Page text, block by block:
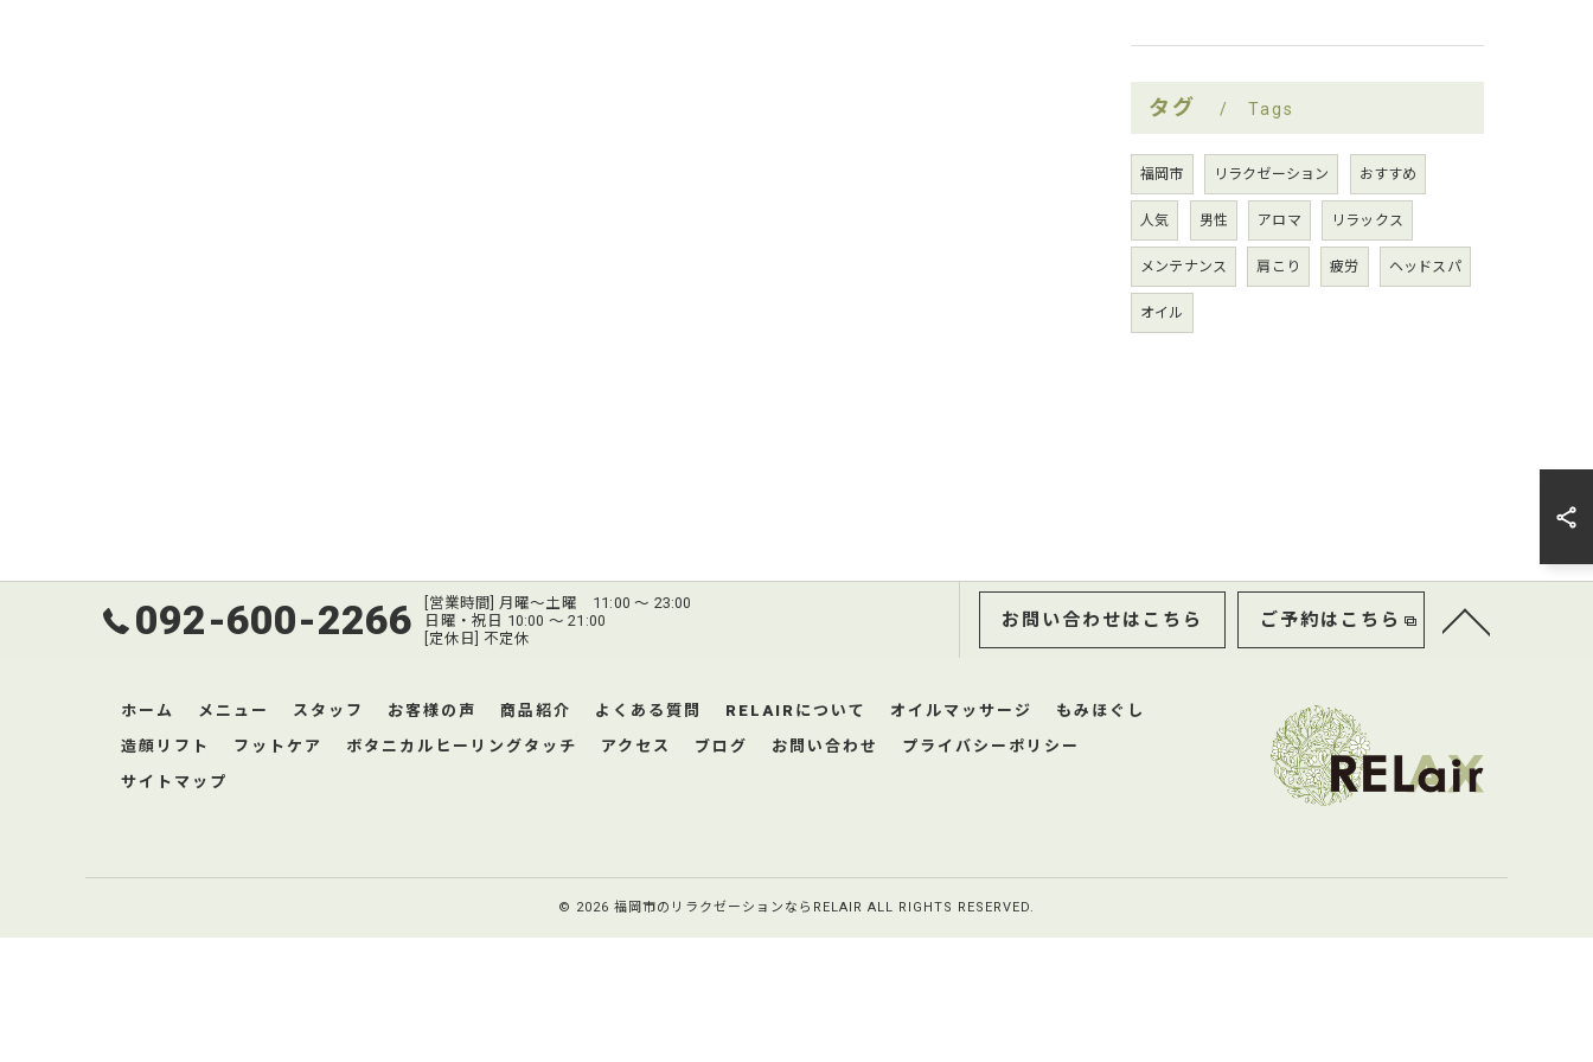
タグ Tags
福岡市 リラクゼーション おすすめ
人気 男性 アロマ リラックス
メンテナンス 肩こり 疲労 ヘッドスパ
オイル
092-600-2266
[営業時間] 月曜～土曜 11:00 ～ 23:00
日曜・祝日 10:00 ～ 21:00
[定休日] 不定休
お問い合わせはこちら ご予約はこちら
ホーム メニュー スタッフ お客様の声 商品紹介 よくある質問 RELAIRについて オイルマッサージ
もみほぐし
造顔リフト
フットケア ボタニカルヒーリングタッチ アクセス ブログ お問い合わせ
プライバシーポリシー
サイトマップ
© 2026 福岡市のリラクゼーションならRELAIR ALL RIGHTS RESERVED.